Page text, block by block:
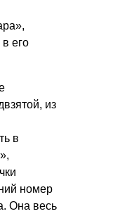
его
из
в
номер
Она весь